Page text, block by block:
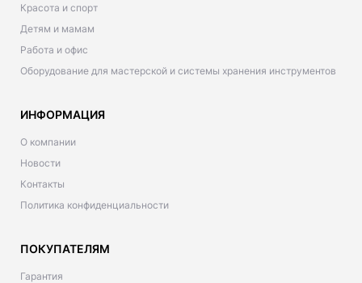
Красота и спорт
Детям и мамам
Работа и офис
Оборудование для мастерской и системы хранения инструментов
ИНФОРМАЦИЯ
О компании
Новости
Контакты
Политика конфиденциальности
ПОКУПАТЕЛЯМ
Гарантия